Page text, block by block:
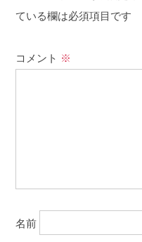
ている欄は必須項目です
コメント ※
名前